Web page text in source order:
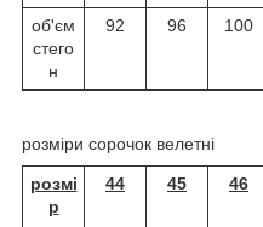
об'єм
стего
н
92 96 100
розміри сорочок велетні
розмі
р
44 45 46